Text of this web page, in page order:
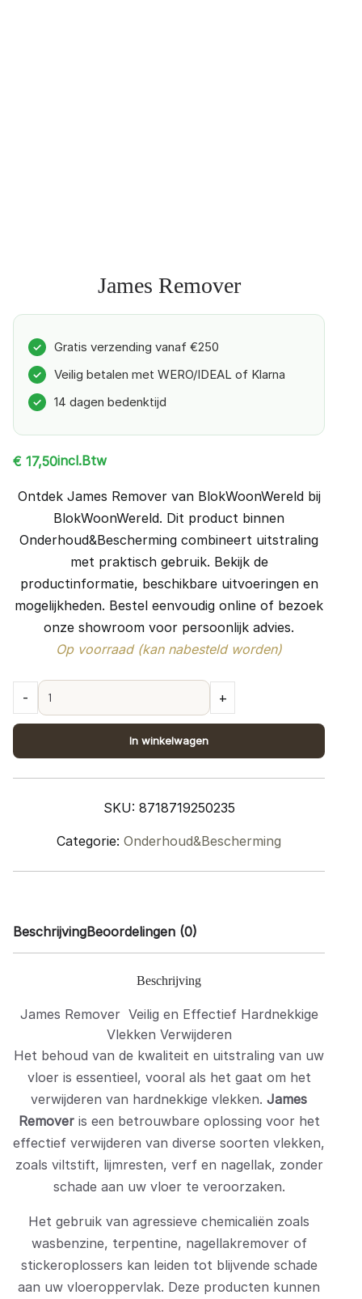
James Remover
✓ Gratis verzending vanaf €250
✓ Veilig betalen met WERO/IDEAL of Klarna
✓ 14 dagen bedenktijd
€ 17,50incl.Btw
Ontdek James Remover van BlokWoonWereld bij
BlokWoonWereld. Dit product binnen
Onderhoud&Bescherming combineert uitstraling
met praktisch gebruik. Bekijk de
productinformatie, beschikbare uitvoeringen en
mogelijkheden. Bestel eenvoudig online of bezoek
onze showroom voor persoonlijk advies.
Op voorraad (kan nabesteld worden)
quantity
- +
In winkelwagen
SKU: 8718719250235
Categorie: Onderhoud&Bescherming
BeschrijvingBeoordelingen (0)
Beschrijving
James Remover Veilig en Effectief Hardnekkige
Vlekken Verwijderen
Het behoud van de kwaliteit en uitstraling van uw
vloer is essentieel, vooral als het gaat om het
verwijderen van hardnekkige vlekken. James
Removeris een betrouwbare oplossing voor het
effectief verwijderen van diverse soorten vlekken,
zoals viltstift, lijmresten, verf en nagellak, zonder
schade aan uw vloer te veroorzaken.
Het gebruik van agressieve chemicaliën zoals
wasbenzine, terpentine, nagellakremover of
stickeroplossers kan leiden tot blijvende schade
aan uw vloeroppervlak. Deze producten kunnen